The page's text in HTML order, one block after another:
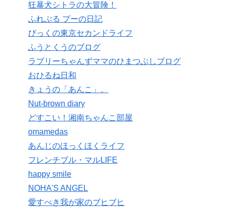
狂暴犬シトラの大冒険！
ふれぶる プーの日記
びっくの東京セカンドライフ
ふうとくうのブログ
ラブリーちゃんずママのひまつぶしブログ
おひるね日和
きょうの「あんこ」。
Nut-brown diary
どすこい！湘南ちゃんこ部屋
omamedas
あんじのほっくほくライフ
フレンチブル・マルLIFE
happy smile
NOHA'S ANGEL
愛すべき我が家のブヒブヒ